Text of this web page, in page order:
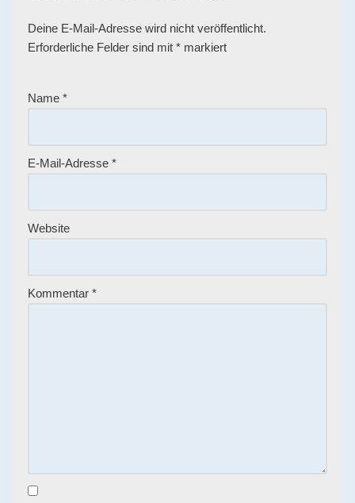
Deine E-Mail-Adresse wird nicht veröffentlicht.
Erforderliche Felder sind mit * markiert
Name *
E-Mail-Adresse *
Website
Kommentar *